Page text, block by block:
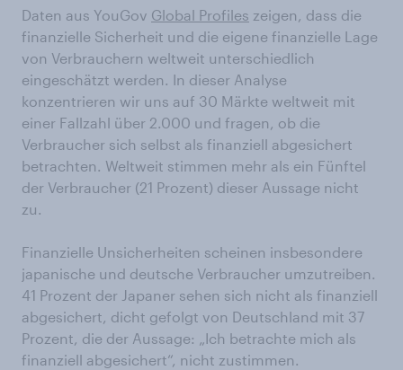
Daten aus YouGov Global Profiles zeigen, dass die
finanzielle Sicherheit und die eigene finanzielle Lage
von Verbrauchern weltweit unterschiedlich
eingeschätzt werden. In dieser Analyse
konzentrieren wir uns auf 30 Märkte weltweit mit
einer Fallzahl über 2.000 und fragen, ob die
Verbraucher sich selbst als finanziell abgesichert
betrachten. Weltweit stimmen mehr als ein Fünftel
der Verbraucher (21 Prozent) dieser Aussage nicht
zu.
Finanzielle Unsicherheiten scheinen insbesondere
japanische und deutsche Verbraucher umzutreiben.
41 Prozent der Japaner sehen sich nicht als finanziell
abgesichert, dicht gefolgt von Deutschland mit 37
Prozent, die der Aussage: „Ich betrachte mich als
finanziell abgesichert“, nicht zustimmen.